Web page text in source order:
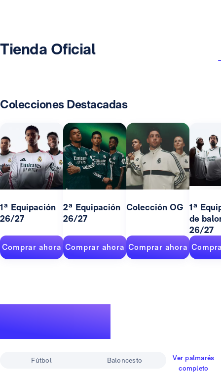
Tienda Oficial
Colecciones Destacadas
1ª Equipación
26/27
Comprar ahora
2ª Equipación
26/27
Comprar ahora
Colección OG
Comprar ahora
1ª
de
26/27
Fútbol Baloncesto
Ver palmarés
completo